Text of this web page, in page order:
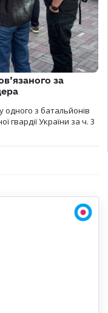
за
одного з батальйонів
гвардії України за ч. 3